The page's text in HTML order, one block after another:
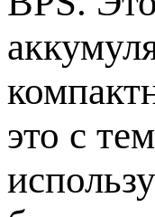
это с